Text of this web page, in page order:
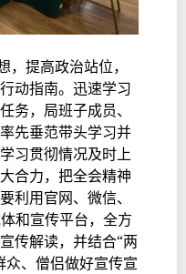
提高政治站位，
动指南。迅速学习
务，局班子成员、
先垂范带头学习并
习贯彻情况及时上
合力，把全会精神
利用官网、微信、
和宣传平台，全方
传解读，并结合“两
众、僧侣做好宣传宣